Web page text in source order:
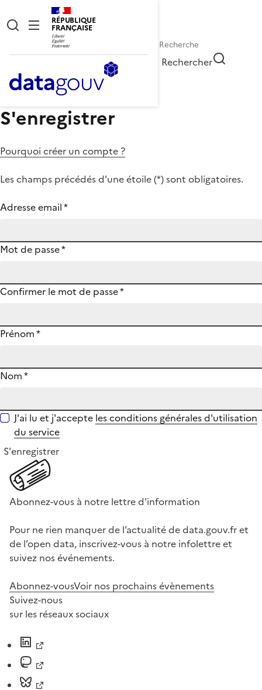
RÉPUBLIQUE
FRANÇAISE
Rechercher
S'enregistrer
Pourquoi créer un compte ?
Les champs précédés d'une étoile (*) sont obligatoires.
Adresse email*
Mot de passe*
Confirmer le mot de passe*
Prénom*
Nom*
J'ai lu et j'accepte les conditions générales d'utilisation
du service
S'enregistrer
Abonnez-vous à notre lettre d'information
Pour ne rien manquer de l’actualité de data.gouv.fr et
de l’open data, inscrivez-vous à notre infolettre et
suivez nos événements.
Abonnez-vousVoir nos prochains évènements
Suivez-nous
sur les réseaux sociaux